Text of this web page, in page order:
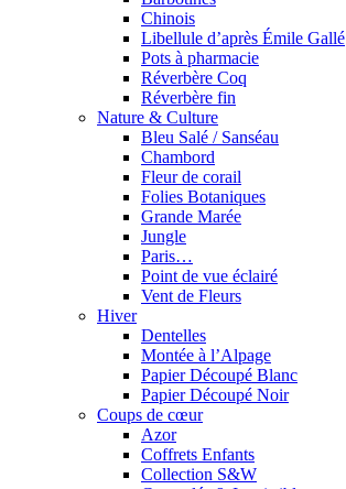
Chinois
Libellule d’après Émile Gallé
Pots à pharmacie
Réverbère Coq
Réverbère fin
Nature & Culture
Bleu Salé / Sanséau
Chambord
Fleur de corail
Folies Botaniques
Grande Marée
Jungle
Paris…
Point de vue éclairé
Vent de Fleurs
Hiver
Dentelles
Montée à l’Alpage
Papier Découpé Blanc
Papier Découpé Noir
Coups de cœur
Azor
Coffrets Enfants
Collection S&W